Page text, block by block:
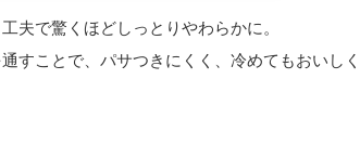
夫で驚くほどしっとりやわらかに。
すことで、パサつきにくく、冷めてもおいしく